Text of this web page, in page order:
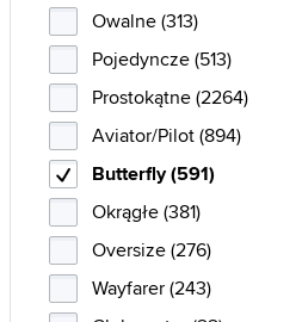
Michael Kors (17)
Oakley (3)
Polaroid (110)
Police (2)
Polo Ralph Lauren (1)
Ralph by Ralph Lauren (1)
Ralph Lauren (4)
Ray-Ban (6)
Owalne (313)
Pojedyncze (513)
Prostokątne (2264)
Aviator/Pilot (894)
Butterfly (591)
Okrągłe (381)
Oversize (276)
Wayfarer (243)